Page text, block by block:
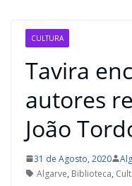
CULTURA
Tavira
autores
João
31 de Agosto, 2020
Algarve, Biblioteca,